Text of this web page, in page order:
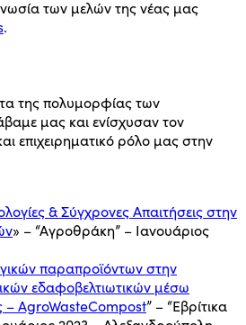
των μελών της νέας μας
.
της πολυμορφίας των
μας και ενίσχυσαν τον
επιχειρηματικό ρόλο μας στην
& Σύγχρονες Απαιτήσεις στην
» – “Αγροθράκη” – Ιανουάριος
παραπροϊόντων στην
εδαφοβελτιωτικών μέσω
– AgroWasteCompost” – “Εβρίτικα